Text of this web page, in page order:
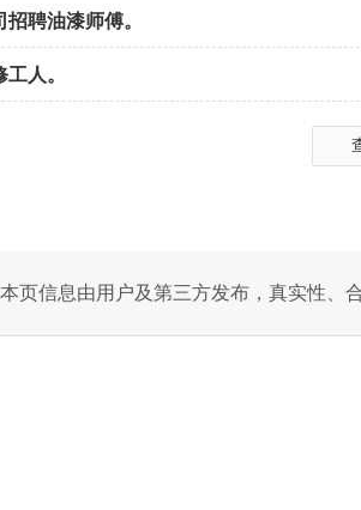
聘油漆师傅。
人。
页信息由用户及第三方发布，真实性、